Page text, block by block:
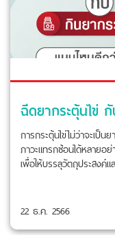
การกระตุ้นไข่ไม่ว่าจะเป็
ภาวะแทรกซ้อนได้หลายอ
เพื่อให้บรรลุวัตถุประสงค์
22 ธ.ค. 2566